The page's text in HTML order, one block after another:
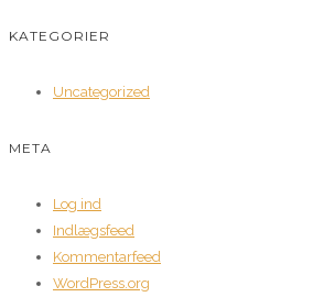
KATEGORIER
Uncategorized
META
Log ind
Indlægsfeed
Kommentarfeed
WordPress.org